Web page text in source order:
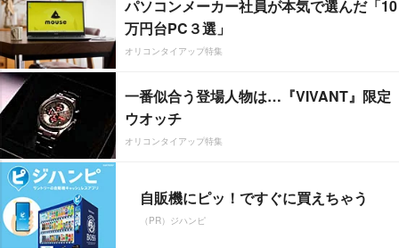
パソコンメーカー社員が本気で選んだ「10
万円台PC３選」
オリコンタイアップ特集
一番似合う登場人物は…『VIVANT』限定
ウオッチ
オリコンタイアップ特集
自販機にピッ！ですぐに買えちゃう
（PR）ジハンピ